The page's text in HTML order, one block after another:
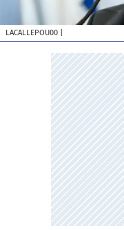
LACALLEPOU00